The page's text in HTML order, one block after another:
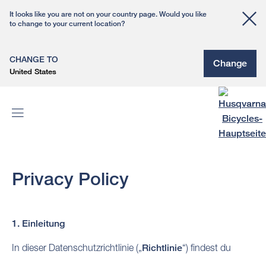
It looks like you are not on your country page. Would you like
to change to your current location?
CHANGE TO
United States
Change
Privacy Policy
1. Einleitung
In dieser Datenschutzrichtlinie („Richtlinie“) findest du